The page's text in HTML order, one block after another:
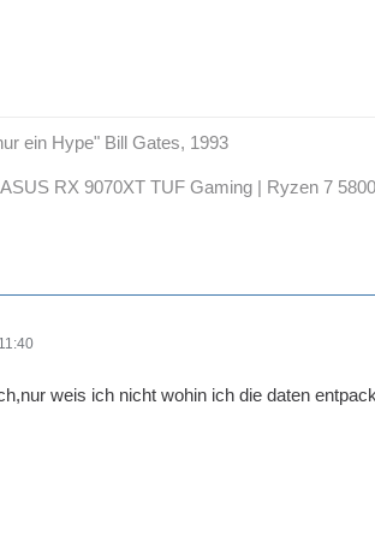
ein Hype" Bill Gates, 1993
RX 9070XT TUF Gaming | Ryzen 7
weis ich nicht wohin ich die daten